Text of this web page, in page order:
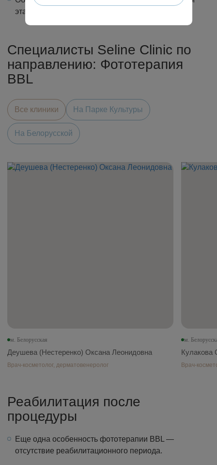
этапе процедуры.
Специалисты Seline Clinic по
направлению: Фототерапия
BBL
Все клиники На Парке Культуры
На Белорусской
м. Белорусская
Деушева (Нестеренко) Оксана Леонидовна
Врач-косметолог, дерматовенеролог
м.
Кулакова
Врач-
Реабилитация после
процедуры
Еще одна особенность фототерапии BBL —
отсутствие реабилитационного периода.